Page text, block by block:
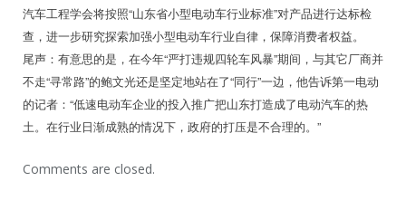
汽车工程学会将按照“山东省小型电动车行业标准”对产品进行达标检
查，进一步研究探索加强小型电动车行业自律，保障消费者权益。
尾声：有意思的是，在今年“严打违规四轮车风暴”期间，与其它厂商并
不走“寻常路”的鲍文光还是坚定地站在了“同行”一边，他告诉第一电动
的记者：“低速电动车企业的投入推广把山东打造成了电动汽车的热
土。在行业日渐成熟的情况下，政府的打压是不合理的。”
Comments are closed.